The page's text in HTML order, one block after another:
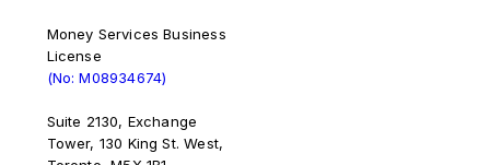
Money Services Business
License
(No: M08934674)
Suite 2130, Exchange
Tower, 130 King St. West,